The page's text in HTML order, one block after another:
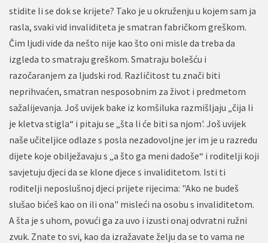
stidite li se dok se krijete? Tako je u okruženju u kojem sam ja
rasla, svaki vid invaliditeta je smatran fabričkom greškom.
Čim ljudi vide da nešto nije kao što oni misle da treba da
izgleda to smatraju greškom. Smatraju bolešću i
razočaranjem za ljudski rod. Različitost tu znači biti
neprihvaćen, smatran nesposobnim za život i predmetom
sažalijevanja. Još uvijek bake iz komšiluka razmišljaju „čija li
je kletva stigla“ i pitaju se „šta li će biti sa njom'. Još uvijek
naše učiteljice odlaze s posla nezadovoljne jer im je u razredu
dijete koje obilježavaju s „a što ga meni dadoše“ i roditelji koji
savjetuju djeci da se klone djece s invaliditetom. Isti ti
roditelji neposlušnoj djeci prijete rijecima: "Ako ne budeš
slušao bićeš kao on ili ona" misleći na osobu s invaliditetom.
A šta je s uhom, povući ga za uvo i izusti onaj odvratni ružni
zvuk. Znate to svi, kao da izražavate želju da se to vama ne